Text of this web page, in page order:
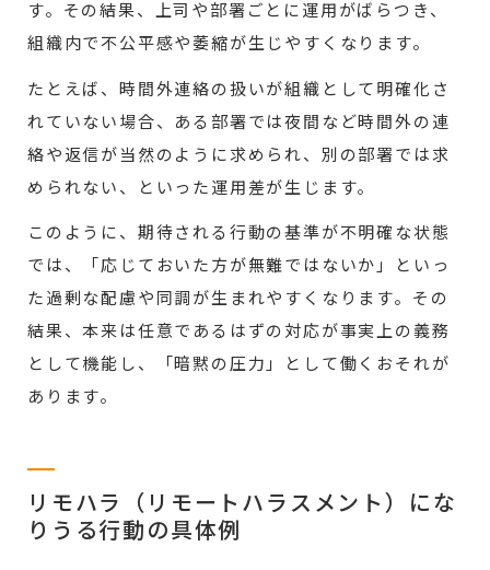
す。その結果、上司や部署ごとに運用がばらつき、
組織内で不公平感や萎縮が生じやすくなります。
たとえば、時間外連絡の扱いが組織として明確化さ
れていない場合、ある部署では夜間など時間外の連
絡や返信が当然のように求められ、別の部署では求
められない、といった運用差が生じます。
このように、期待される行動の基準が不明確な状態
では、「応じておいた方が無難ではないか」といっ
た過剰な配慮や同調が生まれやすくなります。その
結果、本来は任意であるはずの対応が事実上の義務
として機能し、「暗黙の圧力」として働くおそれが
あります。
リモハラ（リモートハラスメント）にな
りうる行動の具体例